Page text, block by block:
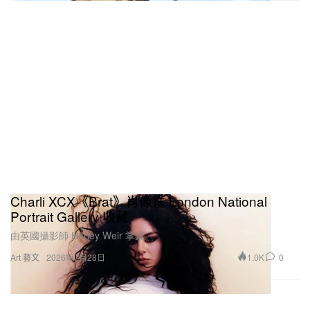
Art 藝文
Charli XCX《Brat》肖像獲 London National
Portrait Gallery 收藏
由英國攝影師 Harley Weir 掌鏡。
2026年7月28日 1.0K 0